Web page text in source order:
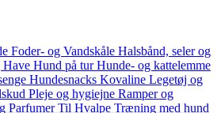
Foder- og Vandskåle Halsbånd, seler og
Have Hund på tur Hunde- og kattelemme
Hundesnacks Kovaline Legetøj og
Pleje og hygiejne Ramper og
Parfumer Til Hvalpe Træning med hund